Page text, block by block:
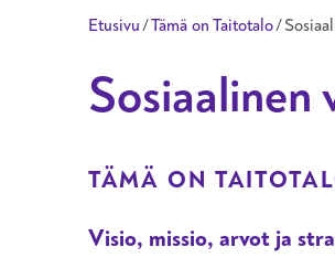
Etusivu/Tämä on Taitotalo/
Sosiaalinen
ALAVALIKKO
TÄMÄ ON
Visio, missio, arvot ja